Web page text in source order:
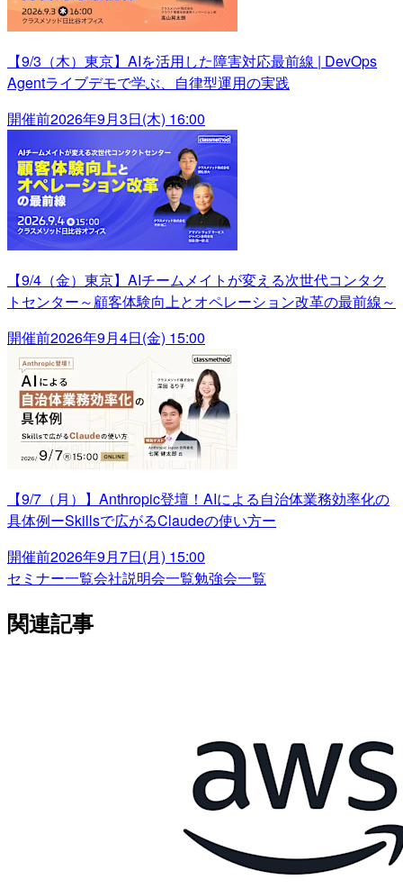
【9/3（木）東京】AIを活用した障害対応最前線 | DevOps
Agentライブデモで学ぶ、自律型運用の実践
開催前2026年9月3日(木) 16:00
【9/4（金）東京】AIチームメイトが変える次世代コンタク
トセンター～顧客体験向上とオペレーション改革の最前線～
開催前2026年9月4日(金) 15:00
【9/7（月）】Anthropic登壇！AIによる自治体業務効率化の
具体例ーSkillsで広がるClaudeの使い方ー
開催前2026年9月7日(月) 15:00
セミナー一覧会社説明会一覧勉強会一覧
関連記事